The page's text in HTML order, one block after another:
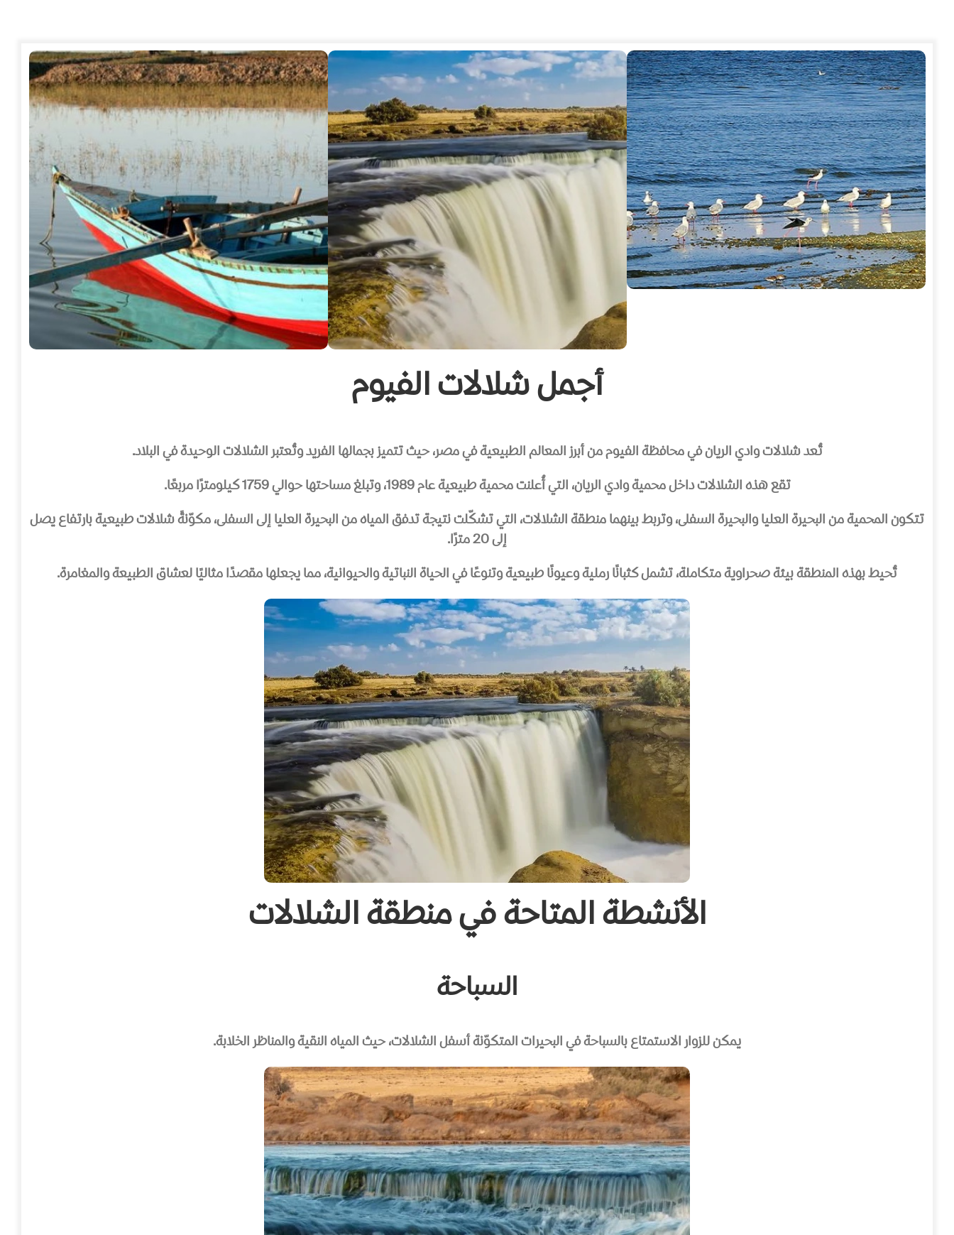
أجمل شلالات الفيوم
تُعد شلالات وادي الريان في محافظة الفيوم من أبرز المعالم الطبيعية في مصر، حيث تتميز بجمالها الفريد وتُعتبر الشلالات الوحيدة في البلاد.
تقع هذه الشلالات داخل محمية وادي الريان، التي أُعلنت محمية طبيعية عام 1989، وتبلغ مساحتها حوالي 1759 كيلومترًا مربعًا.
تتكون المحمية من البحيرة العليا والبحيرة السفلى، وتربط بينهما منطقة الشلالات، التي تشكّلت نتيجة تدفق المياه من البحيرة العليا إلى السفلى، مكوّنةً شلالات طبيعية بارتفاع يصل
إلى 20 مترًا.
تُحيط بهذه المنطقة بيئة صحراوية متكاملة، تشمل كثبانًا رملية وعيونًا طبيعية وتنوعًا في الحياة النباتية والحيوانية، مما يجعلها مقصدًا مثاليًا لعشاق الطبيعة والمغامرة.
الأنشطة المتاحة في منطقة الشلالات
السباحة
يمكن للزوار الاستمتاع بالسباحة في البحيرات المتكوّنة أسفل الشلالات، حيث المياه النقية والمناظر الخلابة.